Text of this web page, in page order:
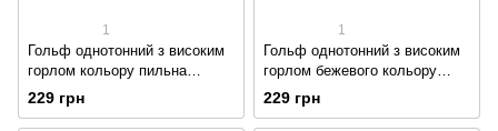
1
Гольф однотонний з високим
горлом кольору пильна
троянда рубчик
229 грн
1
Гольф однотонний з високим
горлом бежевого кольору
рубчик
229 грн